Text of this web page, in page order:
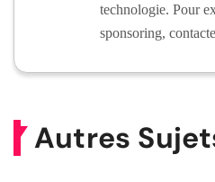
technologie. Pour
sponsoring,
Autres